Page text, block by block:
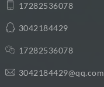
17282536078
3042184429
17282536078
3042184429@qq.com